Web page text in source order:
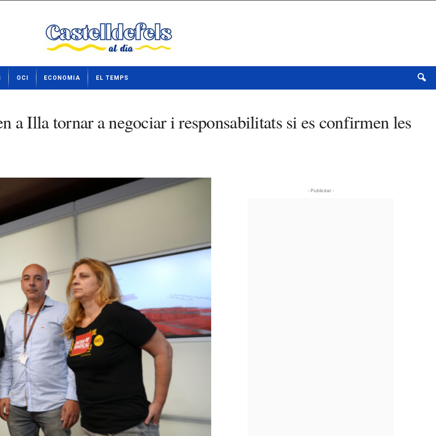
OCI ECONOMIA EL TEMPS
a Illa tornar a negociar i responsabilitats si es confirmen les
- Publicitat -